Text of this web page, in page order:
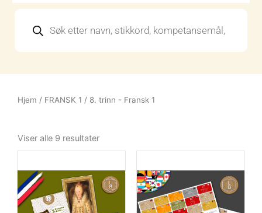
search
Hjem / FRANSK 1 / 8. trinn - Fransk 1
Viser alle 9 resultateretter